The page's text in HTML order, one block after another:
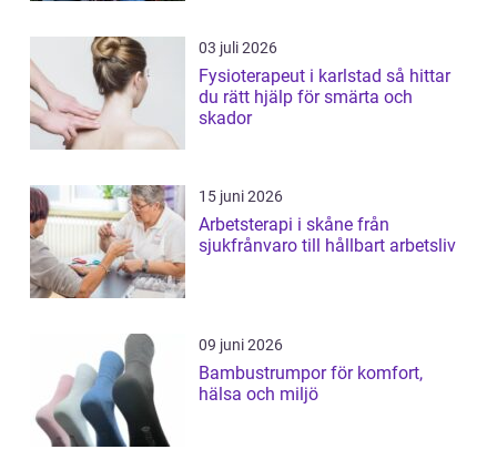
03 juli 2026
Fysioterapeut i karlstad så hittar
du rätt hjälp för smärta och
skador
15 juni 2026
Arbetsterapi i skåne från
sjukfrånvaro till hållbart arbetsliv
09 juni 2026
Bambustrumpor för komfort,
hälsa och miljö